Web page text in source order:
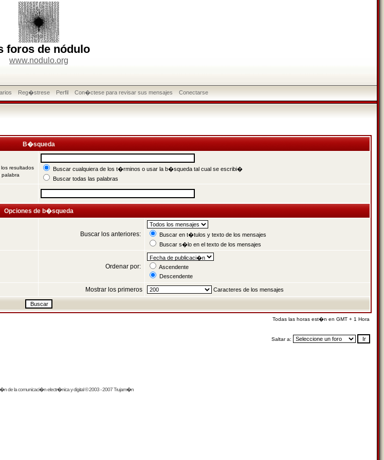
foros de nódulo
www.nodulo.org
Reg�strese Perfil Con�ctese para revisar sus mensajes Conectarse
B�squeda
resultados
Buscar cualquiera de los t�rminos o usar la b�squeda tal cual se escribi�
Buscar todas las palabras
Opciones de b�squeda
Buscar los anteriores:
Buscar en t�tulos y texto de los mensajes
Buscar s�lo en el texto de los mensajes
Ordenar por:
Ascendente
Descendente
Mostrar los primeros Caracteres de los mensajes
Todas las horas est�n en GMT + 1 Hora
Saltar a:
de la comunicaci�n electr�nica y digital © 2003 - 2007 Trujam�n